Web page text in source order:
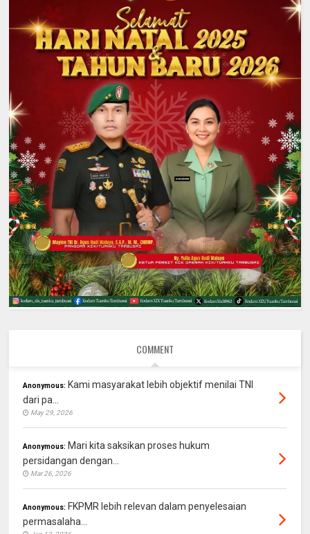
COMMENT
Anonymous: Kami masyarakat lebih objektif menilai TNI
dari pa...
May 29, 2026
Anonymous: Mari kita saksikan proses hukum
persidangan dengan...
Mar 26, 2026
Anonymous: FKPMR lebih relevan dalam penyelesaian
permasalaha...